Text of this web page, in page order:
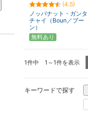
(4.5)
ノッパナット・ガンタ
チャイ（Boun／ブー
ン）
無料あり
1件中 1～1件を表示
キーワードで探す